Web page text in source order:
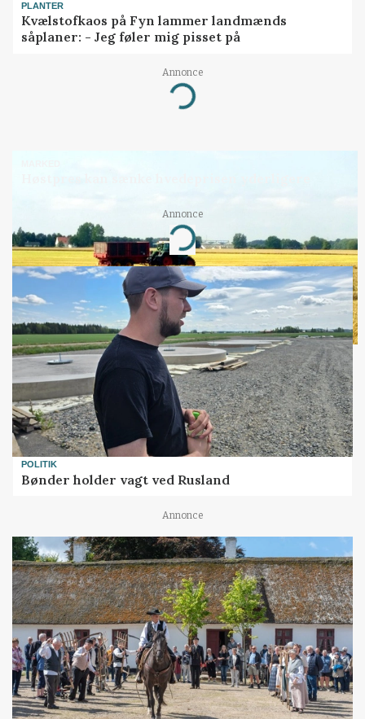
PLANTER
Kvælstofkaos på Fyn lammer landmænds
såplaner: - Jeg føler mig pisset på
Annonce
Loading...
Annonce
Loading...
POLITIK
Bønder holder vagt ved Rusland
Annonce